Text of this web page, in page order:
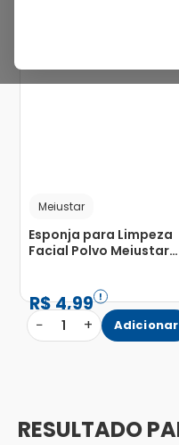
Meiustar
Esponja para Limpeza
Facial Polvo Meiustar
R$4,99
− 1 + Adicionar